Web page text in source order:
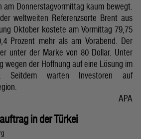
am Donnerstagvormittag kaum bewegt.
weltweiten Referenzsorte Brent aus
Oktober kostete am Vormittag 79,75
Prozent mehr als am Vorabend. Der
unter der Marke von 80 Dollar. Unter
wegen der Hoffnung auf eine Lösung im
Seitdem warten Investoren auf
APA
in der Türkei